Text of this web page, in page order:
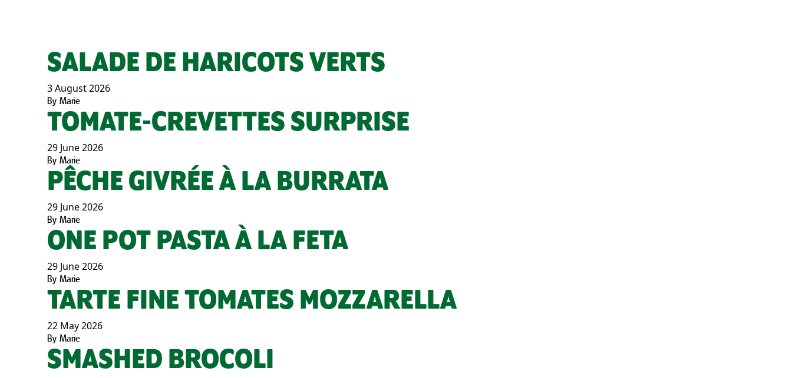
SALADE DE HARICOTS VERTS
3 August 2026
By Marie
TOMATE-CREVETTES SURPRISE
29 June 2026
By Marie
PÊCHE GIVRÉE À LA BURRATA
29 June 2026
By Marie
ONE POT PASTA À LA FETA
29 June 2026
By Marie
TARTE FINE TOMATES MOZZARELLA
22 May 2026
By Marie
SMASHED BROCOLI